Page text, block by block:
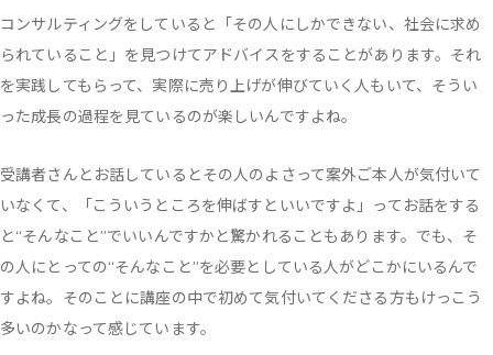
コンサルティングをしていると「その人にしかできない、社会に求め
られていること」を見つけてアドバイスをすることがあります。それ
を実践してもらって、実際に売り上げが伸びていく人もいて、そうい
った成長の過程を見ているのが楽しいんですよね。
受講者さんとお話しているとその人のよさって案外ご本人が気付いて
いなくて、「こういうところを伸ばすといいですよ」ってお話をする
と“そんなこと”でいいんですかと驚かれることもあります。でも、そ
の人にとっての“そんなこと”を必要としている人がどこかにいるんで
すよね。そのことに講座の中で初めて気付いてくださる方もけっこう
多いのかなって感じています。